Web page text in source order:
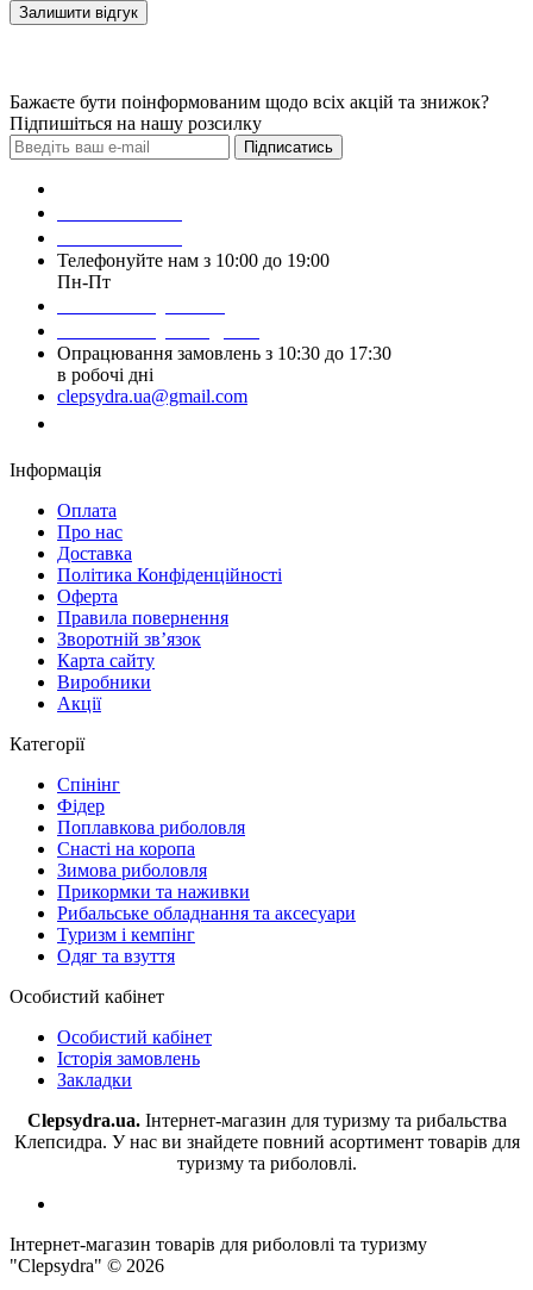
Залишити відгук
Бажаєте бути поінформованим щодо всіх акцій та знижок?
Підпишіться на нашу розсилку
Підписатись
Телефонуйте нам з 10:00 до 19:00
Пн-Пт
Опрацювання замовлень з 10:30 до 17:30
в робочі дні
clepsydra.ua@gmail.com
Інформація
Оплата
Про нас
Доставка
Політика Конфіденційності
Оферта
Правила повернення
Зворотній зв’язок
Карта сайту
Виробники
Акції
Категорії
Спінінг
Фідер
Поплавкова риболовля
Снасті на коропа
Зимова риболовля
Прикормки та наживки
Рибальське обладнання та аксесуари
Туризм і кемпінг
Одяг та взуття
Особистий кабінет
Особистий кабінет
Історія замовлень
Закладки
Clepsydra.ua. Інтернет-магазин для туризму та рибальства
Клепсидра. У нас ви знайдете повний асортимент товарів для
туризму та риболовлі.
Інтернет-магазин товарів для риболовлі та туризму
"Clepsydra" © 2026